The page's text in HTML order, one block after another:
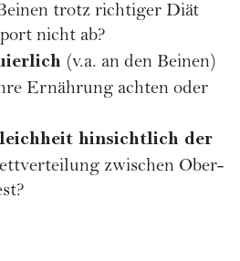
trotz richtiger Diät
nicht ab?
(v.a. an den Beinen)
Ernährung achten oder
hinsichtlich der
zwischen Ober-